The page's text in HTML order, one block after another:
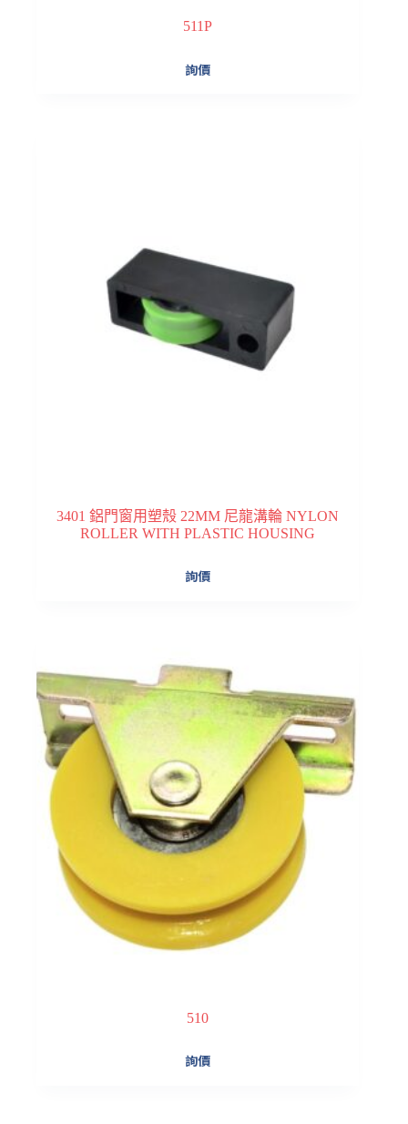
511P
詢價
3401 鋁門窗用塑殼 22MM 尼龍溝輪 NYLON
ROLLER WITH PLASTIC HOUSING
詢價
510
詢價